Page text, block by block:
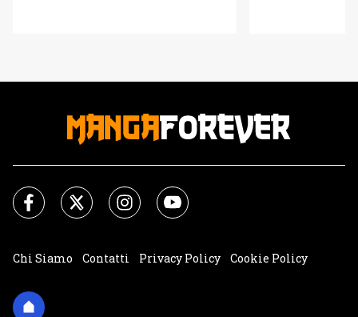
Chi Siamo Contatti Privacy Policy
Cookie Policy